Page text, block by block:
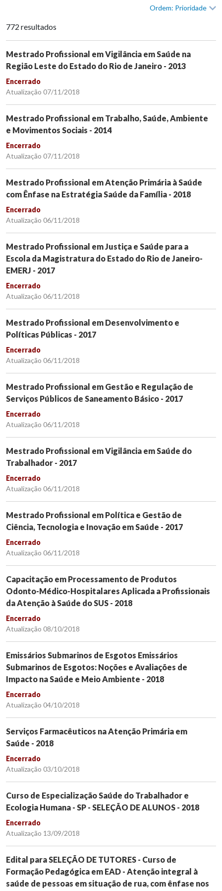
Ordem: Prioridade
772 resultados
Mestrado Profissional em Vigilância em Saúde na
Região Leste do Estado do Rio de Janeiro - 2013
Encerrado
Atualização 07/11/2018
Mestrado Profissional em Trabalho, Saúde, Ambiente
e Movimentos Sociais - 2014
Encerrado
Atualização 07/11/2018
Mestrado Profissional em Atenção Primária à Saúde
com Ênfase na Estratégia Saúde da Família - 2018
Encerrado
Atualização 06/11/2018
Mestrado Profissional em Justiça e Saúde para a
Escola da Magistratura do Estado do Rio de Janeiro-
EMERJ - 2017
Encerrado
Atualização 06/11/2018
Mestrado Profissional em Desenvolvimento e
Políticas Públicas - 2017
Encerrado
Atualização 06/11/2018
Mestrado Profissional em Gestão e Regulação de
Serviços Públicos de Saneamento Básico - 2017
Encerrado
Atualização 06/11/2018
Mestrado Profissional em Vigilância em Saúde do
Trabalhador - 2017
Encerrado
Atualização 06/11/2018
Mestrado Profissional em Política e Gestão de
Ciência, Tecnologia e Inovação em Saúde - 2017
Encerrado
Atualização 06/11/2018
Capacitação em Processamento de Produtos
Odonto-Médico-Hospitalares Aplicada a Profissionais
da Atenção à Saúde do SUS - 2018
Encerrado
Atualização 08/10/2018
Emissários Submarinos de Esgotos Emissários
Submarinos de Esgotos: Noções e Avaliações de
Impacto na Saúde e Meio Ambiente - 2018
Encerrado
Atualização 04/10/2018
Serviços Farmacêuticos na Atenção Primária em
Saúde - 2018
Encerrado
Atualização 03/10/2018
Curso de Especialização Saúde do Trabalhador e
Ecologia Humana - SP - SELEÇÃO DE ALUNOS - 2018
Encerrado
Atualização 13/09/2018
Edital para SELEÇÃO DE TUTORES - Curso de
Formação Pedagógica em EAD - Atenção integral à
saúde de pessoas em situação de rua, com ênfase nos